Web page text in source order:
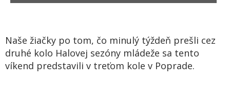
Naše žiačky po tom, čo minulý týždeň prešli cez
druhé kolo Halovej sezóny mládeže sa tento
víkend predstavili v treťom kole v Poprade.